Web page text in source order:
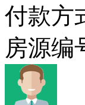
付款方
房源编